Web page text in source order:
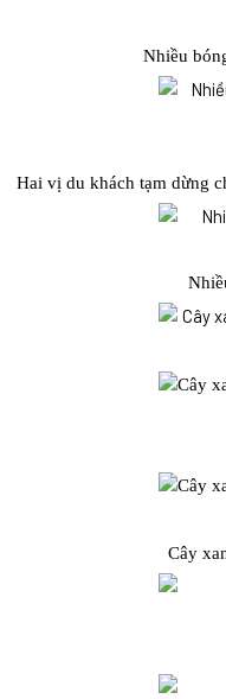
Nhiều
Hai vị du khách tạm dừng
Cây